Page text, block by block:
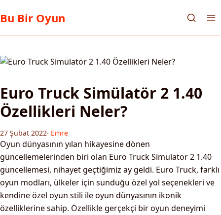
Bu Bir Oyun
Euro Truck Simülatör 2 1.40
Özellikleri Neler?
27 Şubat 2022· Emre
Oyun dünyasının yılan hikayesine dönen
güncellemelerinden biri olan Euro Truck Simulator 2 1.40
güncellemesi, nihayet geçtiğimiz ay geldi. Euro Truck, farklı
oyun modları, ülkeler için sunduğu özel yol seçenekleri ve
kendine özel oyun stili ile oyun dünyasının ikonik
özelliklerine sahip. Özellikle gerçekçi bir oyun deneyimi